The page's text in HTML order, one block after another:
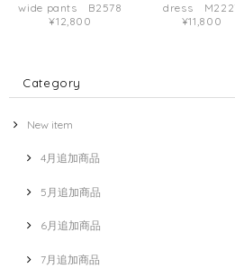
wide pants B2578
¥12,800
dress
¥11,800
Category
New item
4月追加商品
5月追加商品
6月追加商品
7月追加商品